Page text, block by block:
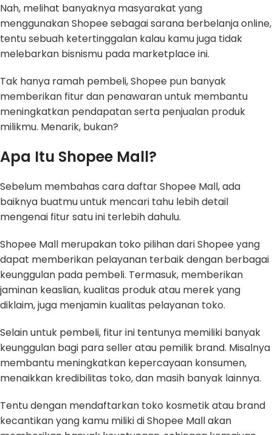
Nah, melihat banyaknya masyarakat yang
menggunakan Shopee sebagai sarana berbelanja online,
tentu sebuah ketertinggalan kalau kamu juga tidak
melebarkan bisnismu pada marketplace ini.
Tak hanya ramah pembeli, Shopee pun banyak
memberikan fitur dan penawaran untuk membantu
meningkatkan pendapatan serta penjualan produk
milikmu. Menarik, bukan?
Apa Itu Shopee Mall?
Sebelum membahas cara daftar Shopee Mall, ada
baiknya buatmu untuk mencari tahu lebih detail
mengenai fitur satu ini terlebih dahulu.
Shopee Mall merupakan toko pilihan dari Shopee yang
dapat memberikan pelayanan terbaik dengan berbagai
keunggulan pada pembeli. Termasuk, memberikan
jaminan keaslian, kualitas produk atau merek yang
diklaim, juga menjamin kualitas pelayanan toko.
Selain untuk pembeli, fitur ini tentunya memiliki banyak
keunggulan bagi para seller atau pemilik brand. Misalnya
membantu meningkatkan kepercayaan konsumen,
menaikkan kredibilitas toko, dan masih banyak lainnya.
Tentu dengan mendaftarkan toko kosmetik atau brand
kecantikan yang kamu miliki di Shopee Mall akan